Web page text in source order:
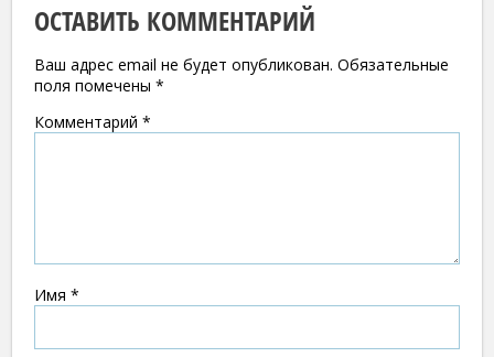
ОСТАВИТЬ КОММЕНТАРИЙ
Ваш адрес email не будет опубликован. Обязательные
поля помечены *
Комментарий *
Имя *